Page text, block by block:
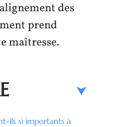
des
prend
maîtresse.
ils si importants à